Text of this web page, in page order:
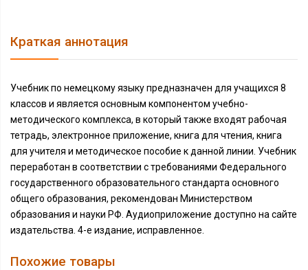
Краткая аннотация
Учебник по немецкому языку предназначен для учащихся 8
классов и является основным компонентом учебно-
методического комплекса, в который также входят рабочая
тетрадь, электронное приложение, книга для чтения, книга
для учителя и методическое пособие к данной линии. Учебник
переработан в соответствии с требованиями Федерального
государственного образовательного стандарта основного
общего образования, рекомендован Министерством
образования и науки РФ. Аудиоприложение доступно на сайте
издательства. 4-е издание, исправленное.
Похожие товары